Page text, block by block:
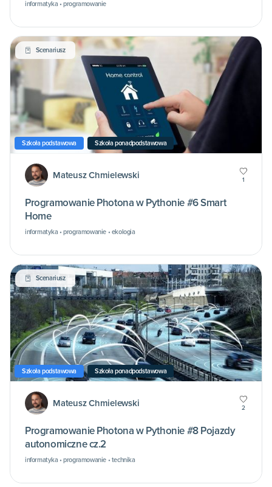
informatyka • programowanie
Scenariusz
Szkoła podstawowa Szkoła ponadpodstawowa
Mateusz Chmielewski 1
Programowanie Photona w Pythonie #6 Smart
Home
informatyka • programowanie • ekologia
Scenariusz
Szkoła podstawowa Szkoła ponadpodstawowa
Mateusz Chmielewski 2
Programowanie Photona w Pythonie #8 Pojazdy
autonomiczne cz.2
informatyka • programowanie • technika